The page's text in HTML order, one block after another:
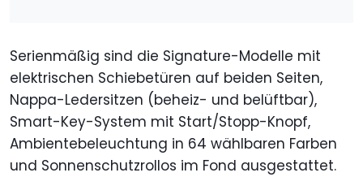
Serienmäßig sind die Signature-Modelle mit
elektrischen Schiebetüren auf beiden Seiten,
Nappa-Ledersitzen (beheiz- und belüftbar),
Smart-Key-System mit Start/Stopp-Knopf,
Ambientebeleuchtung in 64 wählbaren Farben
und Sonnenschutzrollos im Fond ausgestattet.